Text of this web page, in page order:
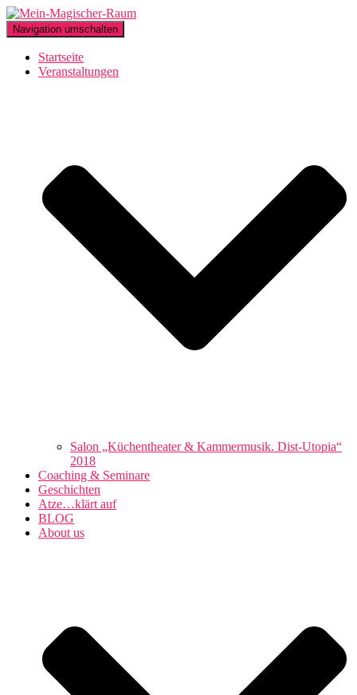
Navigation umschalten
Startseite
Veranstaltungen
Salon „Küchentheater & Kammermusik. Dist-Utopia“
2018
Coaching & Seminare
Geschichten
Atze…klärt auf
BLOG
About us